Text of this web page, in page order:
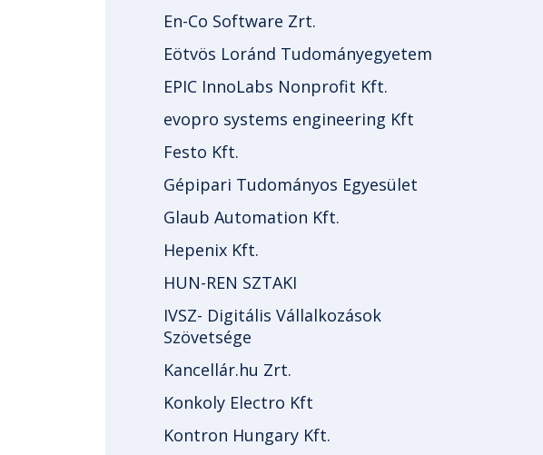
En-Co Software Zrt.
Eötvös Loránd Tudományegyetem
EPIC InnoLabs Nonprofit Kft.
evopro systems engineering Kft
Festo Kft.
Gépipari Tudományos Egyesület
Glaub Automation Kft.
Hepenix Kft.
HUN-REN SZTAKI
IVSZ- Digitális Vállalkozások
Szövetsége
Kancellár.hu Zrt.
Konkoly Electro Kft
Kontron Hungary Kft.